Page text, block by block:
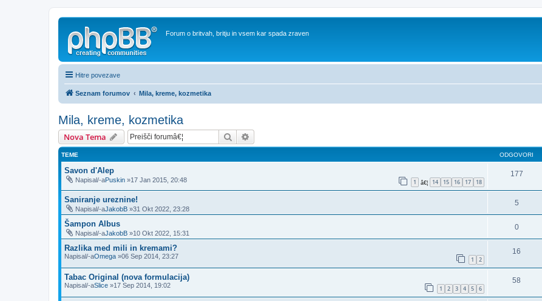
Forum o britvah, britju in vsem kar spada zraven
Hitre povezave
Seznam forumov Mila, kreme, kozmetika
Mila, kreme, kozmetika
Nova Tema Iskanje
TEME ODGOVORI
Savon d'Alep
Napisal/-aPuskin »17 Jan 2015, 20:48 1 â€¦ 14 15 16 17 18
177
Saniranje ureznine!
Napisal/-aJakobB »31 Okt 2022, 23:28
5
Šampon Albus
Napisal/-aJakobB »10 Okt 2022, 15:31
0
Razlika med mili in kremami?
Napisal/-aOmega »06 Sep 2014, 23:27 1 2
16
Tabac Original (nova formulacija)
Napisal/-aSlice »17 Sep 2014, 19:02 1 2 3 4 5 6
58